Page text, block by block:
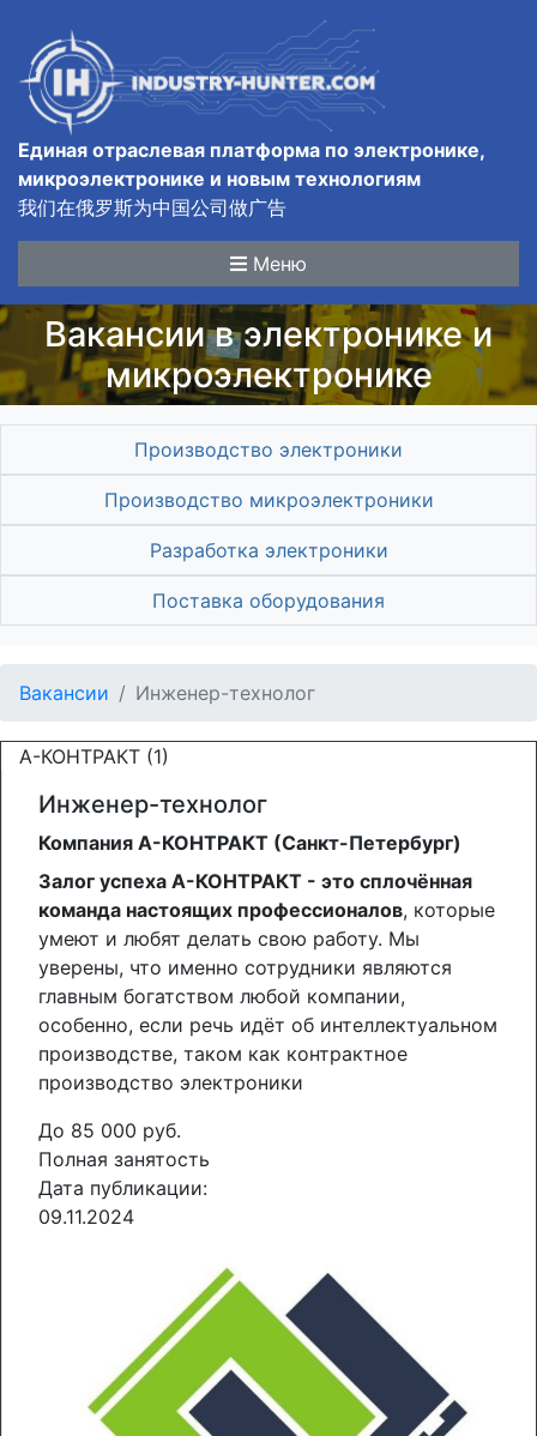
Единая отраслевая платформа по электронике,
микроэлектронике и новым технологиям
我们在俄罗斯为中国公司做广告
Меню
Вакансии в электронике и
микроэлектронике
Производство электроники
Производство микроэлектроники
Разработка электроники
Поставка оборудования
Вакансии Инженер-технолог
А-КОНТРАКТ (1)
Инженер-технолог
Компания А-КОНТРАКТ (Санкт-Петербург)
Залог успеха А-КОНТРАКТ - это сплочённая
команда настоящих профессионалов, которые
умеют и любят делать свою работу. Мы
уверены, что именно сотрудники являются
главным богатством любой компании,
особенно, если речь идёт об интеллектуальном
производстве, таком как контрактное
производство электроники
До 85 000 руб.
Полная занятость
Дата публикации:
09.11.2024